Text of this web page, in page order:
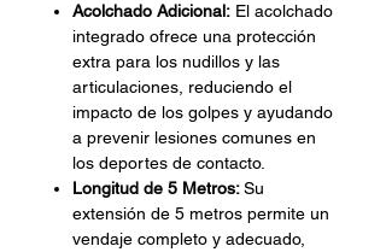
Acolchado Adicional: El acolchado
integrado ofrece una protección
extra para los nudillos y las
articulaciones, reduciendo el
impacto de los golpes y ayudando
a prevenir lesiones comunes en
los deportes de contacto.
Longitud de 5 Metros:Su
extensión de 5 metros permite un
vendaje completo y adecuado,